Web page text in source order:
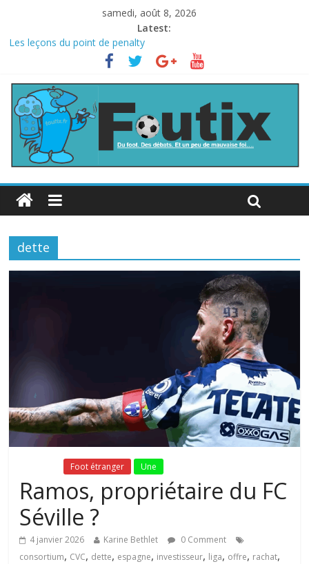
samedi, août 8, 2026
Latest:
Les leçons du point de penalty
Le football italien retombe dans le chaos
La FIFA veut vendre une part de la Coupe du monde à des fonds
privés, la planète football s’insurge
Les curiosités de la Coupe du monde
L’Inde et la Chine, trop mauvais au football ?
dette
Foot étranger Une
Ramos, propriétaire du FC
Séville ?
4 janvier 2026 Karine Bethlet
0 Comment
consortium, CVC, dette, espagne, investisseur, liga, offre, rachat,